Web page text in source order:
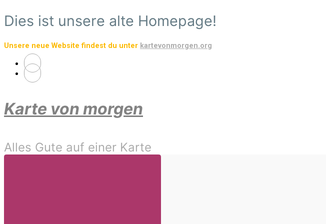
Zum
Hauptinhalt
Dies ist unsere alte Homepage!
Unsere neue Website findest du unter kartevonmorgen.org
Karte von morgen
Alles Gute auf einer Karte